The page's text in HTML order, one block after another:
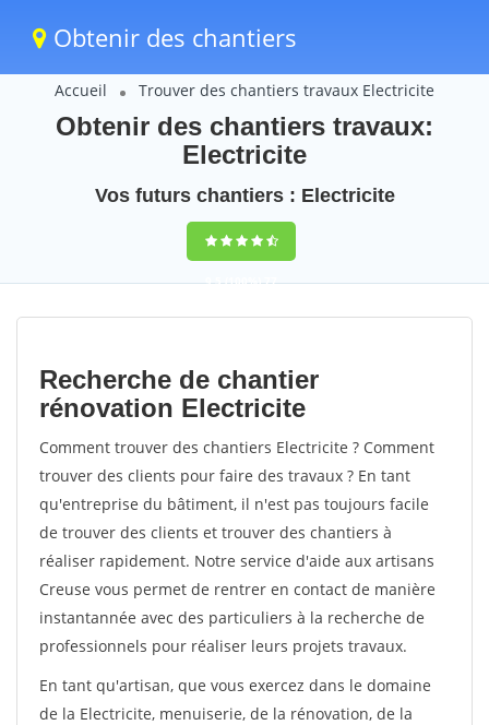
Obtenir des chantiers
Accueil Trouver des chantiers travaux Electricite
Obtenir des chantiers travaux:
Electricite
Vos futurs chantiers : Electricite
9,5(100%)77
votes
Recherche de chantier
rénovation Electricite
Comment trouver des chantiers Electricite ? Comment
trouver des clients pour faire des travaux ? En tant
qu'entreprise du bâtiment, il n'est pas toujours facile
de trouver des clients et trouver des chantiers à
réaliser rapidement. Notre service d'aide aux artisans
Creuse vous permet de rentrer en contact de manière
instantannée avec des particuliers à la recherche de
professionnels pour réaliser leurs projets travaux.
En tant qu'artisan, que vous exercez dans le domaine
de la Electricite, menuiserie, de la rénovation, de la